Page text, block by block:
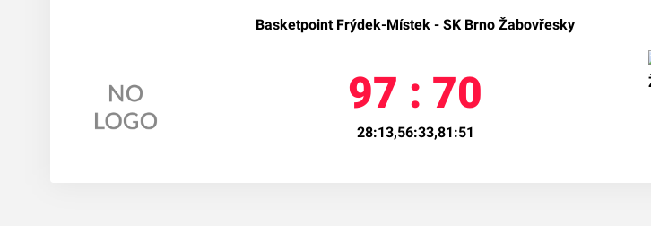
Basketpoint Frýdek-Místek - SK Brno Žabovřesky
97 : 70
28:13,56:33,81:51